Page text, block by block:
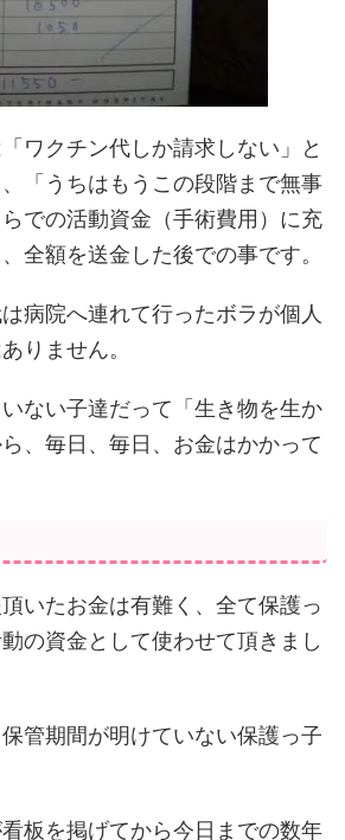
ワクチン代しか請求しない」と
「うちはもうこの段階まで無事
での活動資金（手術費用）に充
全額を送金した後での事です。
病院へ連れて行ったボラが個人
りません。
ない子達だって「生き物を生か
、毎日、毎日、お金はかかって
いたお金は有難く、全て保護っ
の資金として使わせて頂きまし
管期間が明けていない保護っ子
板を掲げてから今日までの数年